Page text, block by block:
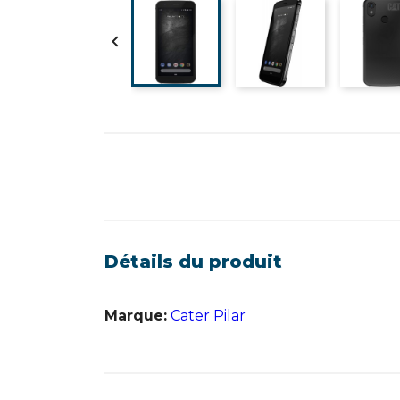

Détails du produit
Marque: Cater Pilar